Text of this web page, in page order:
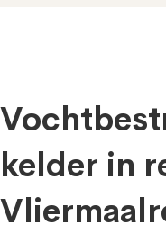
kelder in